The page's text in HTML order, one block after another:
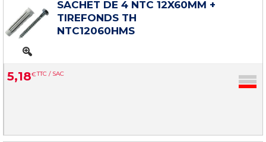
SACHET DE 4 NTC 12X60MM +
TIREFONDS TH
NTC12060HMS
5,18€TTC / SAC